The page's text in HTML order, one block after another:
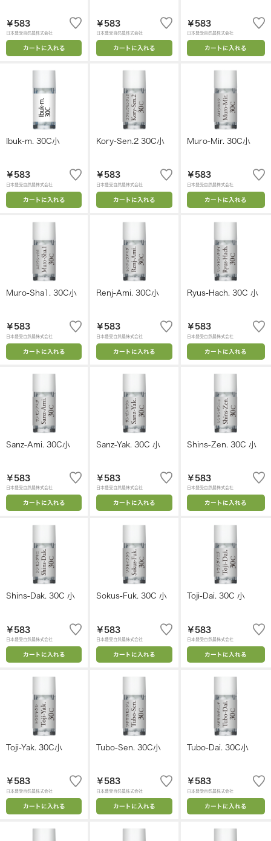
￥583
日本豊受自然農株式会社
カートに入れる
￥583
日本豊受自然農株式会社
カートに入れる
￥583
日本豊受自然農株式会社
カートに入れる
Ibuk-m. 30C小
￥583
日本豊受自然農株式会社
カートに入れる
Kory-Sen.2 30C小
￥583
日本豊受自然農株式会社
カートに入れる
Muro-Mir. 30C小
￥583
日本豊受自然農株式会社
カートに入れる
Muro-Sha1. 30C小
￥583
日本豊受自然農株式会社
カートに入れる
Renj-Ami. 30C小
￥583
日本豊受自然農株式会社
カートに入れる
Ryus-Hach. 30C 小
￥583
日本豊受自然農株式会社
カートに入れる
Sanz-Ami. 30C小
￥583
日本豊受自然農株式会社
カートに入れる
Sanz-Yak. 30C 小
￥583
日本豊受自然農株式会社
カートに入れる
Shins-Zen. 30C 小
￥583
日本豊受自然農株式会社
カートに入れる
Shins-Dak. 30C 小
￥583
日本豊受自然農株式会社
カートに入れる
Sokus-Fuk. 30C 小
￥583
日本豊受自然農株式会社
カートに入れる
Toji-Dai. 30C 小
￥583
日本豊受自然農株式会社
カートに入れる
Toji-Yak. 30C小
￥583
日本豊受自然農株式会社
カートに入れる
Tubo-Sen. 30C小
￥583
日本豊受自然農株式会社
カートに入れる
Tubo-Dai. 30C小
￥583
日本豊受自然農株式会社
カートに入れる